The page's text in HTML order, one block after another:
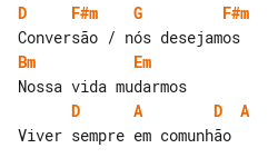
D F#m G
F#m
Bm
Em
D
A D
A
Viver sempre em comunhão